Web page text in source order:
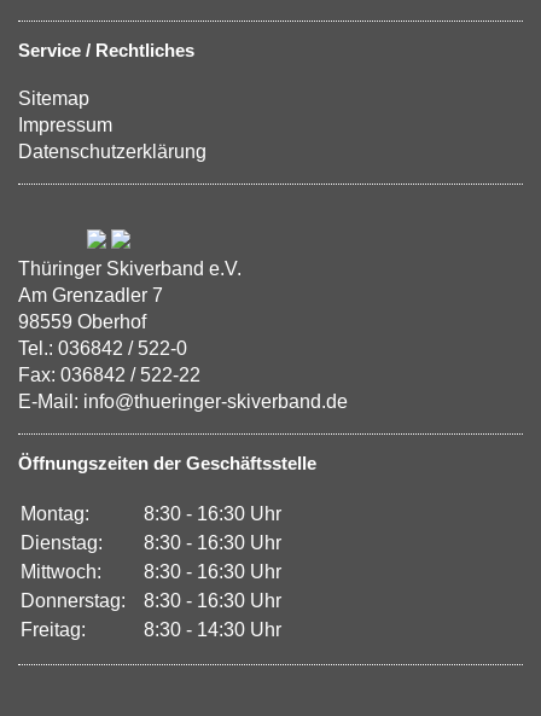
Service / Rechtliches
Sitemap
Impressum
Datenschutzerklärung
Thüringer Skiverband e.V.
Am Grenzadler 7
98559 Oberhof
Tel.: 036842 / 522-0
Fax: 036842 / 522-22
E-Mail: info@thueringer-skiverband.de
Öffnungszeiten der Geschäftsstelle
Montag:
8:30 - 16:30 Uhr
Dienstag:
8:30 - 16:30 Uhr
Mittwoch:
8:30 - 16:30 Uhr
Donnerstag:
8:30 - 16:30 Uhr
Freitag:
8:30 - 14:30 Uhr